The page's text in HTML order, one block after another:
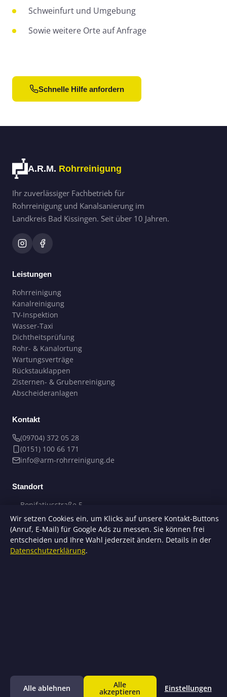
Schweinfurt und Umgebung
Sowie weitere Orte auf Anfrage
Schnelle Hilfe anfordern
A.R.M. Rohrreinigung
Ihr zuverlässiger Fachbetrieb für
Rohrreinigung und Kanalsanierung im
Landkreis Bad Kissingen. Seit über 10 Jahren.
Leistungen
Rohrreinigung
Kanalreinigung
TV-Inspektion
Wasser-Taxi
Dichtheitsprüfung
Rohr- & Kanalortung
Wartungsverträge
Rückstauklappen
Zisternen- & Grubenreinigung
Abscheideranlagen
Kontakt
(09704) 372 05 28
(0151) 100 66 171
info@arm-rohrreinigung.de
Standort
Bonifatiusstraße 5
97725 Elfershausen
Jetzt anrufen E-Mail
Wir setzen Cookies ein, um Klicks auf unsere Kontakt-Buttons
(Anruf, E-Mail) für Google Ads zu messen. Sie können frei
entscheiden und Ihre Wahl jederzeit ändern. Details in der
Datenschutzerklärung.
Alle ablehnen Alle
akzeptieren Einstellungen